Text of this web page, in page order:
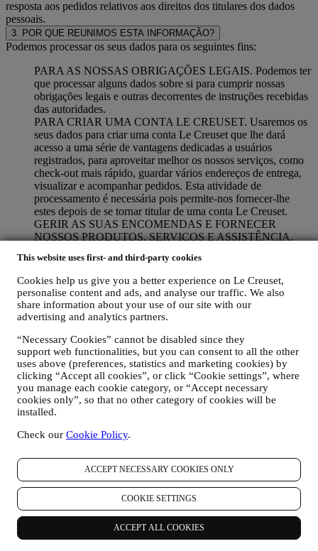
This website uses first- and third-party cookies
Cookies help us give you a better experience on Le Creuset,
personalise content and ads, and analyse our traffic. We also
share information about your use of our site with our
advertising and analytics partners.
“Necessary Cookies” cannot be disabled since they
support web functionalities, but you can consent to all the other
uses above (preferences, statistics and marketing cookies) by
clicking “Accept all cookies”, or click “Cookie settings”, where
you manage each cookie category, or “Accept necessary
cookies only”, so that no other category of cookies will be
installed.
Check our Cookie Policy.
ACCEPT NECESSARY COOKIES ONLY
COOKIE SETTINGS
ACCEPT ALL COOKIES
resposta aos pedidos relativos aos direitos dos titulares dos dados
pessoais.
3. POR QUE REUNIMOS ESTA INFORMAÇÃO?
Podemos processar os seus dados para os seguintes fins:
PARA AS NOSSAS OBRIGAÇÕES LEGAIS. Podemos ter
que processar alguns dados sobre si para cumprir nossas
obrigações legais e outras decorrentes de instruções recebidas
das autoridades.
PARA CRIAR UMA CONTA LE CREUSET. Usaremos os
seus dados para criar uma conta Le Creuset que lhe dará
acesso a uma série de vantagens dedicadas a usuários
registrados, para aproveitar melhor os nossos serviços, como
check-out mais rápido, guardar vários endereços de entrega,
visualizar e acompanhar pedidos. Esta atividade de
processamento é necessária pois permite-nos fornecer-lhe
estes depois de se tornar titular de uma conta Le Creuset.
GERIR AS SUAS ENCOMENDAS E FORNECER
NOSSOS PRODUTOS, SERVIÇOS E ASSISTÊNCIA.
contratual consigo, as suas compras de produtos no sitee/ou
nas nossas lojas Le Creuset, do seu uso do site, qualquer
assistência pós-venda subsequente ou a sua participação nos
nossos concursos. Podemos ter que processar alguns dados
sobre si para fins administrativos relacionados com o nosso
relacionamento contratual, como contabilidade, cobrança e
auditoria, verificação de cartão de pagamento, triagem de
fraude, segurança, proteção, testes de sistemas, manutenção e
análise estatística. Ocasionalmente, talvez seja necessário
entrar em contato consigo por razões administrativas ou
operacionais, como por exemplo, para lhe enviar a sua
confirmação de compra. Também usaremos os seus dados
pessoais para responder às suas solicitações enviadas através
dos formulários do site ou de outros canais. Podemos
processar os seus dados com base no nosso interesse legítimo
para lhe enviar e-mails de seguimento no caso de ter
adicionado itens no nosso carrinho online sem completar a
compra. No caso de não finalizar a compra dentro de um
determinado período de tempo, não lhe serão enviadas mais
comunicações de seguimento.
PARA O INFORMAR SOBRE NOVIDADES OU
OFERTAS SOBRE PRODUTOS LE CREUSET. Se